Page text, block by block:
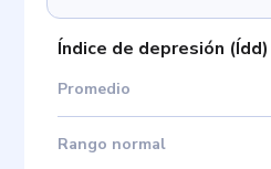
Índice de depresión (Ídd)
Promedio
Rango normal